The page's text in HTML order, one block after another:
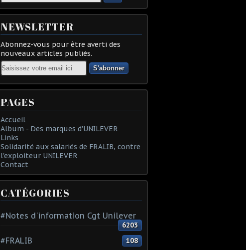
NEWSLETTER
Abonnez-vous pour être averti des
nouveaux articles publiés.
Email
PAGES
Accueil
Album - Des marques d'UNILEVER
Links
Solidarité aux salariés de FRALIB, contre
l'exploiteur UNILEVER
Contact
CATÉGORIES
#Notes d'information Cgt Unilever
6203
#FRALIB 108